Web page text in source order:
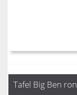
Tafel Big Ben